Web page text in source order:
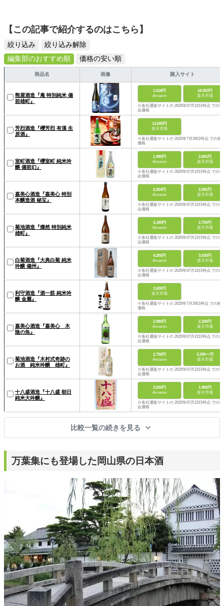
【この記事で紹介するのはこちら】
絞り込み
絞り込み解除
編集部のおすすめ順
価格の安い順
商品名 画像 購入サイト
熊屋酒造『庵 特別純米 備
前雄町』
1,518円
Amazon
18,953円
楽天市場
※各社通販サイトの 2025年07月22日時点 での税
込価格
芳烈酒造『櫻芳烈 有漢 生
原酒』
14,000円
楽天市場
※各社通販サイトの 2025年7月29日時点 での税
価格
室町酒造『櫻室町 純米吟
醸 備前幻』
1,980円
Amazon
2,681円
楽天市場
※各社通販サイトの 2025年07月22日時点 での税
込価格
嘉美心酒造『嘉美心 特別
本醸造酒 秘宝』
2,004円
Amazon
2,691円
楽天市場
※各社通販サイトの 2025年07月22日時点 での税
込価格
菊池酒造『燦然 特別純米
雄町』
4,180円
Amazon
2,750円
楽天市場
※各社通販サイトの 2025年07月22日時点 での税
込価格
白菊酒造『大典白菊 純米
吟醸 備州』
4,200円
Amazon
3,630円
楽天市場
※各社通販サイトの 2025年07月22日時点 での税
込価格
利守酒造『酒一筋 純米吟
醸 金麗』
3,630円
楽天市場
※各社通販サイトの 2025年7月29日時点 での税
価格
嘉美心酒造『嘉美心 木
陰の魚』
2,080円
Amazon
2,200円
楽天市場
※各社通販サイトの 2025年07月22日時点 での税
込価格
菊池酒造『木村式奇跡の
お酒 純米吟醸 雄町』
2,750円
Amazon
3,290〜円
楽天市場
※各社通販サイトの 2025年07月22日時点 での税
込価格
十八盛酒造『十八盛 朝日
純米大吟醸』
3,260円
Amazon
1,960円
楽天市場
※各社通販サイトの 2025年07月22日時点 での税
込価格
比較一覧の続きを見る
万葉集にも登場した岡山県の日本酒